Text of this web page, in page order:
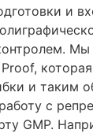
и
Мы
и таким
с
GMP.